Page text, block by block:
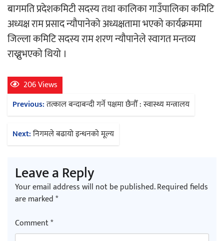
‘दुर्गा’ निर्माण गर्दै सम्राट
चलचित्र ‘माया भनेकै यस्तो होला’को शीर्ष गीत
सार्वजनिक
बागमति प्रदेशकमिटी सदस्य तथा कालिका गाउँपालिका कमिटि
अध्यक्ष राम प्रसाद न्यौपानेको अध्यक्षतामा भएको कार्यक्रममा
जिल्ला कमिटि सदस्य राम शरण न्यौपानेले स्वागत मन्तव्य
राख्नुभएको थियो ।
206 Views
Post
navigation
Previous:तत्काल बन्दाबन्दी गर्ने पक्षमा छैनौँ : स्वास्थ्य मन्त्रालय
Next:निगमले बढायो इन्धनको मूल्य
Leave a Reply
Your email address will not be published.Required fields
are marked*
Comment*